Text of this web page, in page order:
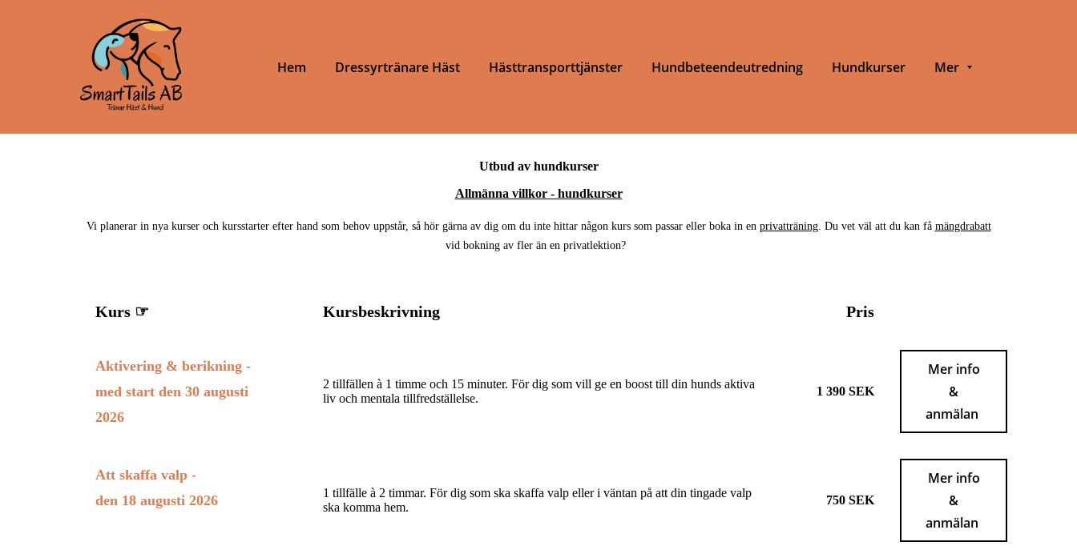
Hem Dressyrtränare Häst Hästtransporttjänster Hundbeteendeutredning Hundkurser Mer
Utbud av hundkurser
Allmänna villkor - hundkurser
Vi planerar in nya kurser och kursstarter efter hand som behov uppstår, så hör gärna av dig om du inte hittar någon kurs som passar eller boka in en privatträning. Du vet väl att du kan få mängdrabatt
vid bokning av fler än en privatlektion?
Kurs ☞ Kursbeskrivning Pris
Aktivering & berikning -
med start den 30 augusti
2026
2 tillfällen à 1 timme och 15 minuter. För dig som vill ge en boost till din hunds aktiva
liv och mentala tillfredställelse.
1 390 SEK
Mer info
&
anmälan
Att skaffa valp -
den 18 augusti 2026
1 tillfälle à 2 timmar. För dig som ska skaffa valp eller i väntan på att din tingade valp
ska komma hem.
750 SEK
Mer info
&
anmälan